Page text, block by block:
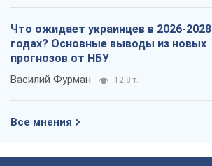
Что ожидает украинцев в 2026-2028
годах? Основные выводы из новых
прогнозов от НБУ
Василий Фурман 12,8 т.
Все мнения